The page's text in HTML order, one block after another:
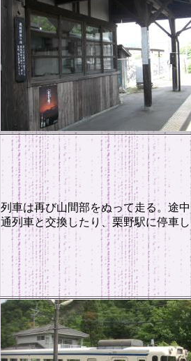
列車は再び山間部をぬって走る。途
通列車と交換したり、栗野駅に停車